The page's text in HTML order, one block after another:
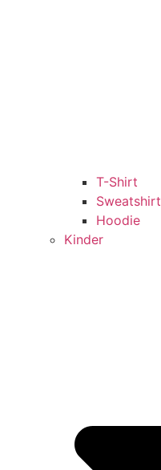
T-Shirt
Sweatshirt
Hoodie
Kinder